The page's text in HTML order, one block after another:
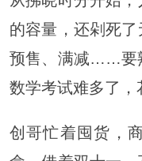
的容量，还剁死了
预售、满减……要
数学考试难多了，
创哥忙着囤货，